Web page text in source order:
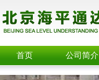
首页 公司简介